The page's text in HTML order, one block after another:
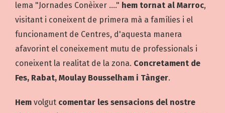
lema "Jornades Conèixer ...." hem tornat al Marroc,
visitant i coneixent de primera mà a famílies i el
funcionament de Centres, d'aquesta manera
afavorint el coneixement mutu de professionals i
coneixent la realitat de la zona. Concretament de
Fes, Rabat, Moulay Bousselham i Tànger.
Hem volgut comentar les sensacions del nostre